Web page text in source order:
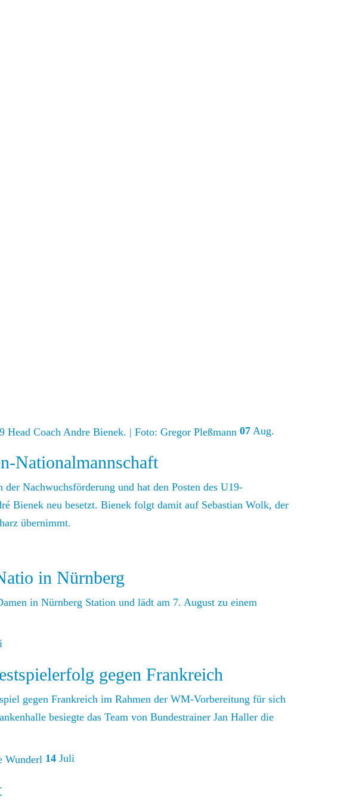
07 Aug.
Nationalmannschaft
Nachwuchsförderung und hat den Posten des U19-
Bienek neu besetzt. Bienek folgt damit auf Sebastian Wolk, der
übernimmt.
in Nürnberg
in Nürnberg Station und lädt am 7. August zu einem
gegen Frankreich
gegen Frankreich im Rahmen der WM-Vorbereitung für sich
besiegte das Team von Bundestrainer Jan Haller die
14 Juli